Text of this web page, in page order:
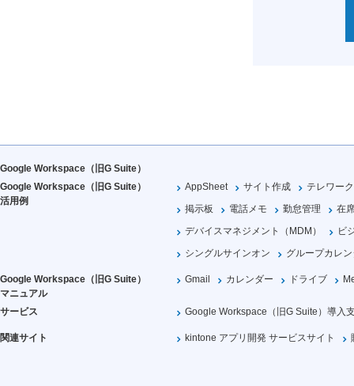
Google Workspace（旧G Suite）
Google Workspace（旧G Suite）
活用例
AppSheet サイト作成
テレワーク
掲示板
電話メモ 勤怠管理
在
デバイスマネジメント（MDM）
ビ
シングルサインオン
グループカレ
Google Workspace（旧G Suite）
マニュアル
Gmail カレンダー ドライブ
サービス Google Workspace（旧G Suite）導入
関連サイト kintone アプリ開発 サービスサイト